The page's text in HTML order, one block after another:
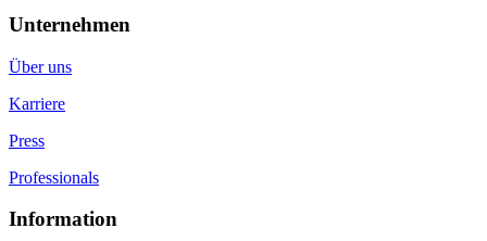
Unternehmen
Über uns
Karriere
Press
Professionals
Information